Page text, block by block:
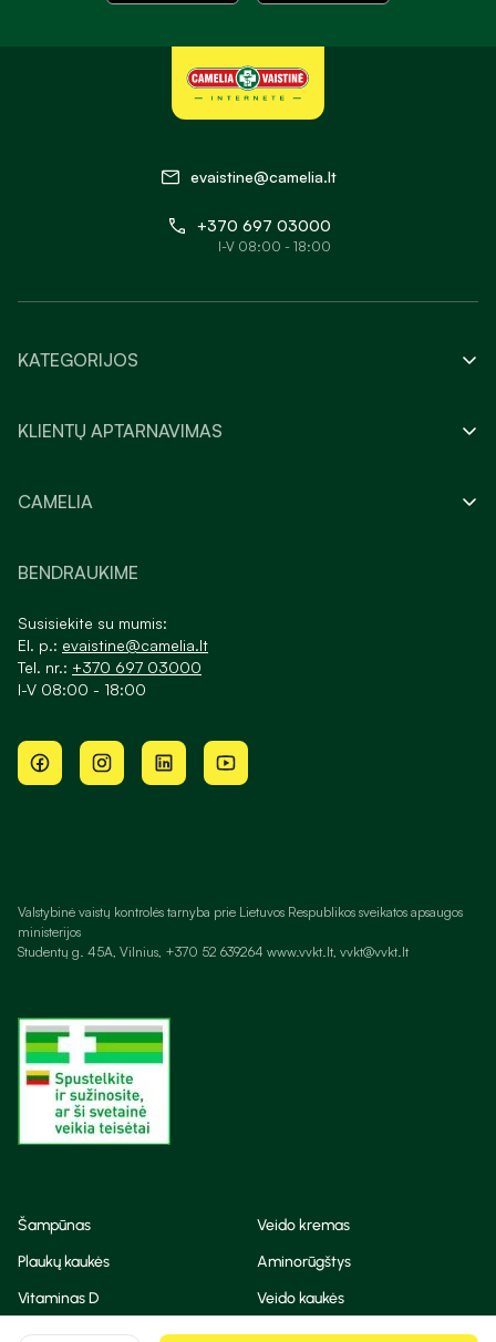
evaistine@camelia.lt
+370 697 03000
I-V 08:00 - 18:00
KATEGORIJOS
KLIENTŲ APTARNAVIMAS
CAMELIA
BENDRAUKIME
Susisiekite su mumis:
El. p.: evaistine@camelia.lt
Tel. nr.: +370 697 03000
I-V 08:00 - 18:00
Valstybinė vaistų kontrolės tarnyba prie Lietuvos Respublikos sveikatos apsaugos
ministerijos
Studentų g. 45A, Vilnius, +370 52 639264 www.vvkt.lt, vvkt@vvkt.lt
Šampūnas
Veido kremas
Plaukų kaukės
Aminorūgštys
Vitaminas D
Veido kaukės
Korėjietiška kosmetika
Eteriniai aliejai